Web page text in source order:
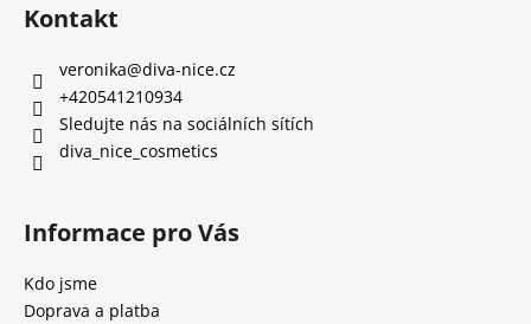
Kontakt
veronika@diva-nice.cz
+420541210934
Sledujte nás na sociálních sítích
diva_nice_cosmetics
Informace pro Vás
Kdo jsme
Doprava a platba